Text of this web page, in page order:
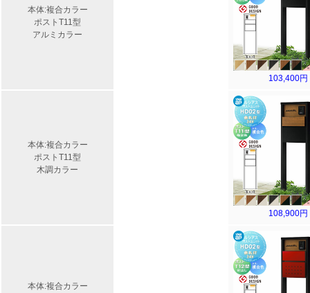
本体:複合カラー
ポストT11型
アルミカラー
103,400円
本体:複合カラー
ポストT11型
木調カラー
108,900円
本体:複合カラー